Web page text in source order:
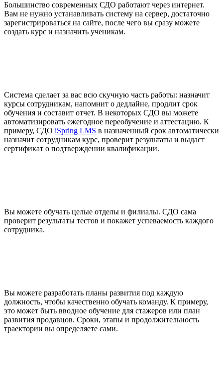
Большинство современных СДО работают через интернет.
Вам не нужно устанавливать систему на сервер, достаточно
зарегистрироваться на сайте, после чего вы сразу можете
создать курс и назначить ученикам.
Система сделает за вас всю скучную часть работы: назначит
курсы сотрудникам, напомнит о дедлайне, продлит срок
обучения и составит отчет. В некоторых СДО вы можете
автоматизировать ежегодное переобучение и аттестацию. К
примеру, СДО iSpring LMS в назначенный срок автоматически
назначит сотрудникам курс, проверит результаты и выдаст
сертификат о подтверждении квалификации.
Вы можете обучать целые отделы и филиалы. СДО сама
проверит результаты тестов и покажет успеваемость каждого
сотрудника.
Вы можете разработать планы развития под каждую
должность, чтобы качественно обучать команду. К примеру,
это может быть вводное обучение для стажеров или план
развития продавцов. Сроки, этапы и продолжительность
траектории вы определяете сами.